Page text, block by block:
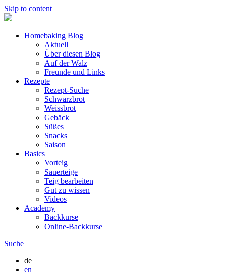
Skip to content
Homebaking Blog
Aktuell
Über diesen Blog
Auf der Walz
Freunde und Links
Rezepte
Rezept-Suche
Schwarzbrot
Weissbrot
Gebäck
Süßes
Snacks
Saison
Basics
Vorteig
Sauerteige
Teig bearbeiten
Gut zu wissen
Videos
Academy
Backkurse
Online-Backkurse
Suche
de
en